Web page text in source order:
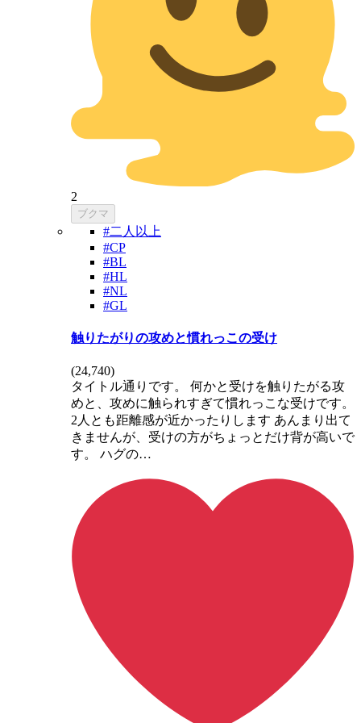
2
ブクマ
#二人以上
#CP
#BL
#HL
#NL
#GL
触りたがりの攻めと慣れっこの受け
(24,740)
タイトル通りです。 何かと受けを触りたがる攻
めと、攻めに触られすぎて慣れっこな受けです。
2人とも距離感が近かったりします あんまり出て
きませんが、受けの方がちょっとだけ背が高いで
す。 ハグの…